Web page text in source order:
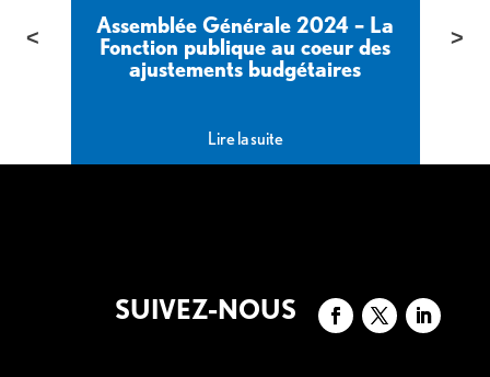
Assemblée Générale 2024 – La
Fonction publique au coeur des
ajustements budgétaires
Lire la suite
SUIVEZ-NOUS